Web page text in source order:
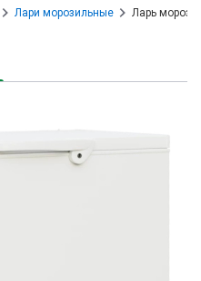
Лари морозильные Ларь